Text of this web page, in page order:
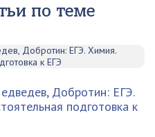
по теме
Добротин: ЕГЭ.
подготовка к